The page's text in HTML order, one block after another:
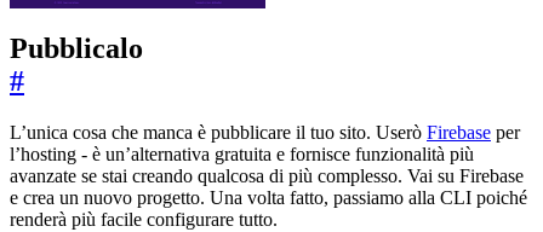
Pubblicalo
#
L’unica cosa che manca è pubblicare il tuo sito. Userò Firebase per
l’hosting - è un’alternativa gratuita e fornisce funzionalità più
avanzate se stai creando qualcosa di più complesso. Vai su Firebase
e crea un nuovo progetto. Una volta fatto, passiamo alla CLI poiché
renderà più facile configurare tutto.